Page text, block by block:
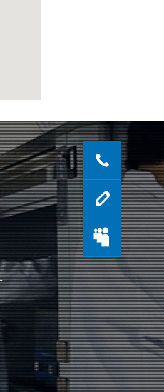
联系我
留言反
登录会